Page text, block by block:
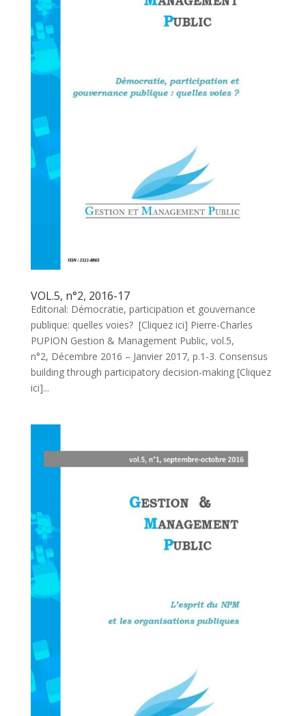
VOL.5, n°2, 2016-17
Editorial: Démocratie, participation et gouvernance
publique: quelles voies? [Cliquez ici] Pierre-Charles
PUPION Gestion & Management Public, vol.5,
n°2, Décembre 2016 – Janvier 2017, p.1-3. Consensus
building through participatory decision-making [Cliquez
ici]...